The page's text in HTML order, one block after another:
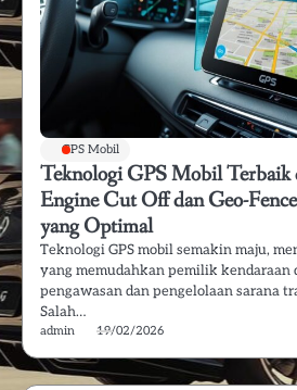
GPS Mobil
Teknologi GPS Mobil Terbaik
Engine Cut Off dan Geo-
yang Optimal
Teknologi GPS mobil semakin maju,
yang memudahkan pemilik kendaraan
pengawasan dan pengelolaan sarana
Salah…
admin 19/02/2026